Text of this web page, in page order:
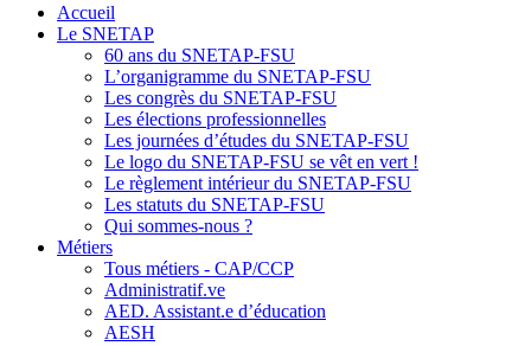
Accueil
Le SNETAP
60 ans du SNETAP-FSU
L’organigramme du SNETAP-FSU
Les congrès du SNETAP-FSU
Les élections professionnelles
Les journées d’études du SNETAP-FSU
Le logo du SNETAP-FSU se vêt en vert !
Le règlement intérieur du SNETAP-FSU
Les statuts du SNETAP-FSU
Qui sommes-nous ?
Métiers
Tous métiers - CAP/CCP
Administratif.ve
AED. Assistant.e d’éducation
AESH